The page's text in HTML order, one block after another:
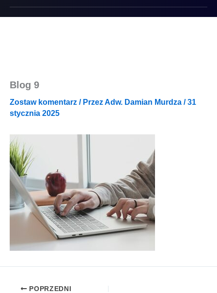
Blog 9
Zostaw komentarz / PrzezAdw. Damian Murdza /31
stycznia 2025
POPRZEDNI